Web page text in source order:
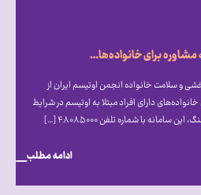
خدمات درمانی رایگان سامانه مشاوره برای خانواده‌های اوتیسمی در شرایط جنگ
و سلامت خانواده انجمن اوتیسم ایران از
دارای افراد مبتلا به اوتیسم در شرایط
با شماره تلفن ۴۸۰۸۵۰۰۰ […]
ادامه مطلب